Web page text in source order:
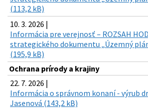
(113,2 kB)
10. 3. 2026 |
Informácia pre verejnosť – ROZSAH
strategického dokumentu „Územný
(195,9 kB)
Ochrana prírody a krajiny
22. 7. 2026 |
Informácia o správnom konaní - výrub
Jasenová (143,2 kB)